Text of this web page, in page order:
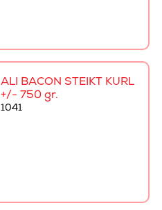
ALI BACON STEIKT KURL
+/- 750 gr.
1041